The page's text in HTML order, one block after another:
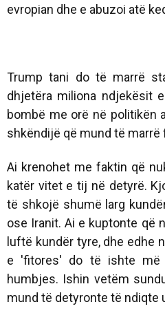
evropian dhe e abuzoi atë
Trump tani do të marrë
dhjetëra miliona ndjekësit
bombë me orë në politikën
shkëndijë që mund të marrë
Ai krenohet me faktin që
katër vitet e tij në detyrë.
të shkojë shumë larg
ose Iranit. Ai e kuptonte që
luftë kundër tyre, dhe edhe
e 'fitores' do të ishte më
humbjes. Ishin vetëm
mund të detyronte të ndiqte